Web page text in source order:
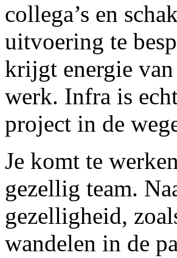
collega’s en
uitvoering te
krijgt energie
werk. Infra is
project in de
Je komt te
gezellig team.
gezelligheid,
wandelen in de